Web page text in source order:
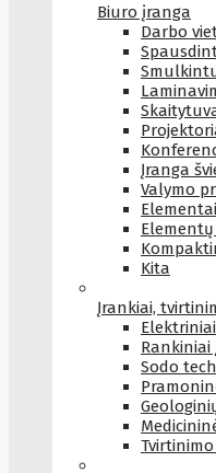
Biuro įranga
Darbo
Įranga
Valymo
Elementai
Kita
Įrankiai,
Sodo